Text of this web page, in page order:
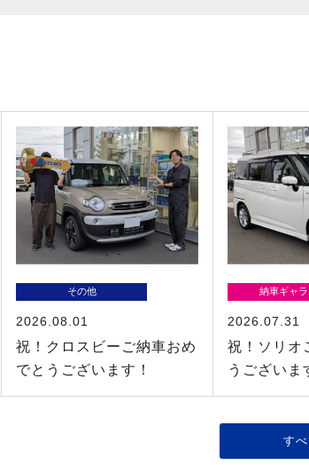
その他
2026.08.01
祝！クロスビーご納車おめ
でとうございます！
納車ギャ
2026.07.31
祝！ソリオ
うございま
す